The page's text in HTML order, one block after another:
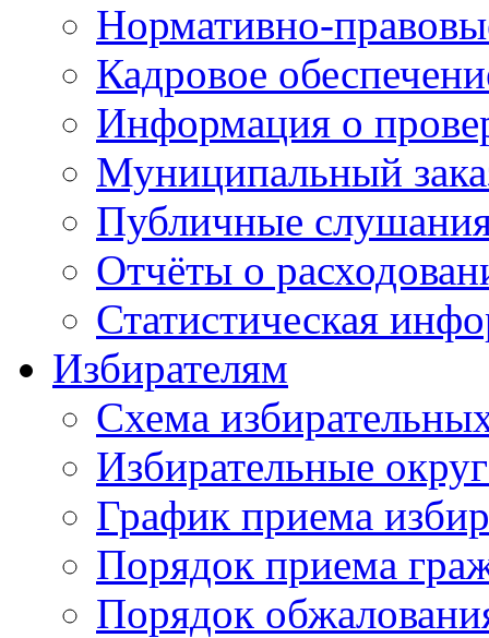
Нормативно-
Кадровое
Информация о
Муниципальный
Публичные
Отчёты о
Статистическая
Избирателям
Схема
Избирательные
График приема
Порядок приема
Порядок